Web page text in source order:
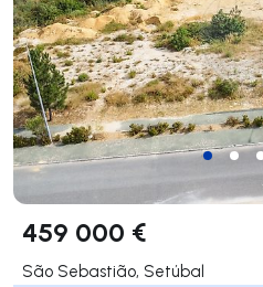
459 000 €
São Sebastião, Setúbal